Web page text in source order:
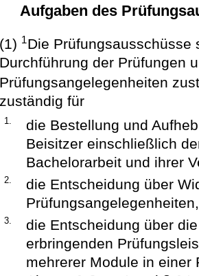
Aufgaben des
(1) 1Die Prüfungsausschüsse
Durchführung der Prüfungen
Prüfungsangelegenheiten
zuständig für
1.
die Bestellung und
Beisitzer einschließlich
Bachelorarbeit und ihrer
2.
die Entscheidung über
Prüfungsangelegenheiten,
3.
die Entscheidung über
erbringenden
mehrerer Module in einer